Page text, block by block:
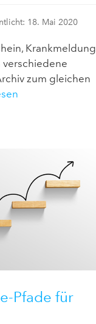
18. Mai 2020
Krankmeldung
zum gleichen
Pfade für